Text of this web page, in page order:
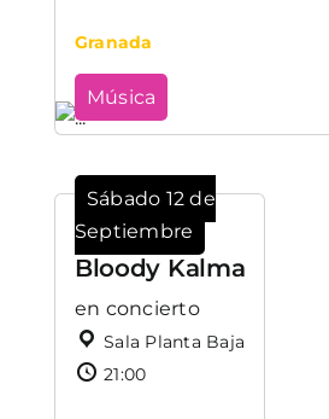
Granada
Música
Sábado 12 de
Septiembre
Bloody Kalma
en concierto
Sala Planta Baja
21:00